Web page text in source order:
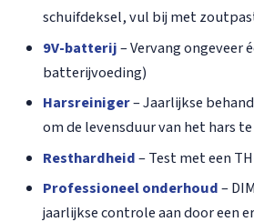
schuifdeksel, vul bij met
9V-batterij– Vervang ongeveer
batterijvoeding)
Harsreiniger– Jaarlijkse
om de levensduur van het hars
Resthardheid– Test met een
Professioneel onderhoud–
jaarlijkse controle aan door een